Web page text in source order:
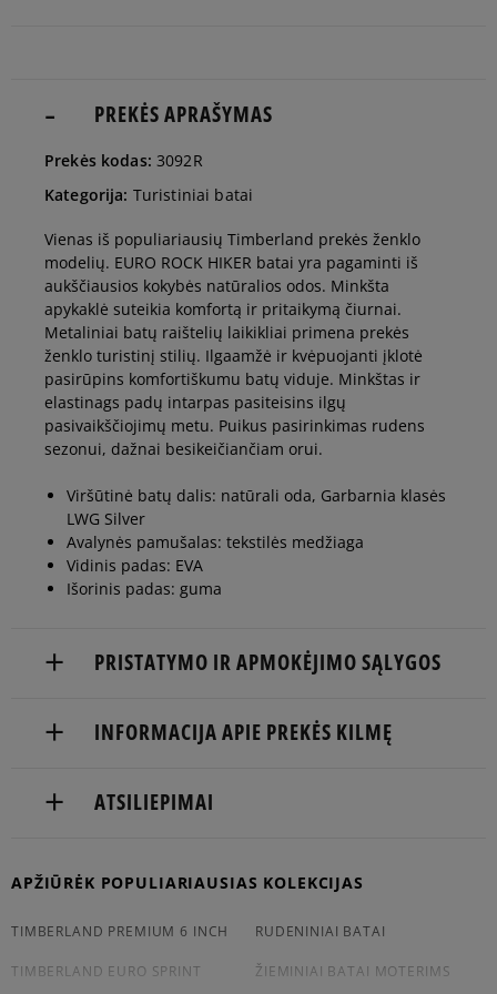
36 22,5 cm
37,5 23 cm Pranešti man
38 23,5 cm Pranešti man
39 24 cm Pranešti man
39,5 24,5 cm
40 25 cm
Timberland prekės ženklo matmenys centimetrais nurodo
PREKĖS APRAŠYMAS
Prekės kodas: 3092R
Kategorija: Turistiniai batai
Vienas iš populiariausių Timberland prekės ženklo
modelių. EURO ROCK HIKER batai yra pagaminti iš
aukščiausios kokybės natūralios odos. Minkšta
apykaklė suteikia komfortą ir pritaikymą čiurnai.
Metaliniai batų raištelių laikikliai primena prekės
ženklo turistinį stilių. Ilgaamžė ir kvėpuojanti įklotė
pasirūpins komfortiškumu batų viduje. Minkštas ir
elastinags padų intarpas pasiteisins ilgų
pasivaikščiojimų metu. Puikus pasirinkimas rudens
sezonui, dažnai besikeičiančiam orui.
Viršūtinė batų dalis: natūrali oda, Garbarnia klasės
LWG Silver
Avalynės pamušalas: tekstilės medžiaga
Vidinis padas: EVA
Išorinis padas: guma
PRISTATYMO IR APMOKĖJIMO SĄLYGOS
Pristatymas:
atsiėmimas parduotuvėje
į paštomatą
Apmokėjimas:
Paysera – elektroninė atsiskaitymų sistema,
INFORMACIJA APIE PREKĖS KILMĘ
Darwin 8
31546547700
ATSILIEPIMAI
Produktas dar neturi atsiliepimų
APŽIŪRĖK POPULIARIAUSIAS KOLEKCIJAS
TIMBERLAND PREMIUM 6 INCH
TIMBERLAND EURO SPRINT
RUDENINIAI BATAI
ŽIEMINIAI BATAI MOTERIMS